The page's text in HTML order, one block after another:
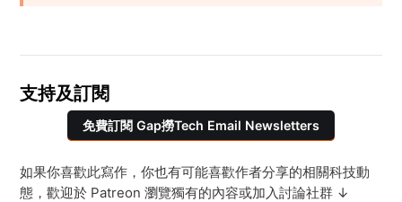
支持及訂閱
免費訂閱 Gap撈Tech Email Newsletters
如果你喜歡此寫作，你也有可能喜歡作者分享的相關科技動
態，歡迎於 Patreon 瀏覽獨有的內容或加入討論社群 ↓